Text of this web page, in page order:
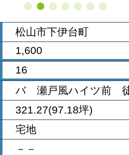
松山市下伊台町
1,600
16
バ 瀬戸風ハイツ前
321.27(97.18坪)
宅地
－－